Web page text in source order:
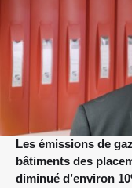
Les émissions de
bâtiments des
diminué d’environ